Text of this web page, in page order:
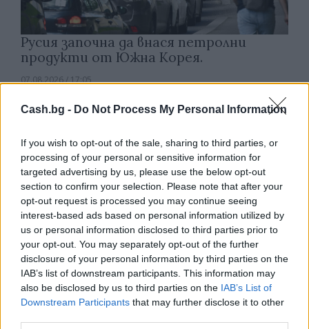
Cash.bg - Do Not Process My Personal Information
If you wish to opt-out of the sale, sharing to third parties, or
processing of your personal or sensitive information for
targeted advertising by us, please use the below opt-out
section to confirm your selection. Please note that after your
opt-out request is processed you may continue seeing
interest-based ads based on personal information utilized by
us or personal information disclosed to third parties prior to
your opt-out. You may separately opt-out of the further
disclosure of your personal information by third parties on the
IAB’s list of downstream participants. This information may
also be disclosed by us to third parties on the IAB’s List of
Downstream Participants that may further disclose it to other
Русия започна да внася петролни
продукти от Южна Корея.
07.08.2026 / 17:05
Древен храм на почти 900 години
откриха под кафене за сладолед в
Полша